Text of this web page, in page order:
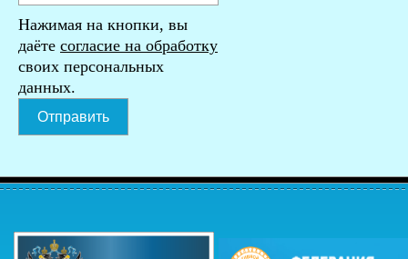
Нажимая на кнопки, вы
даёте согласие на обработку
своих персональных
данных.
Отправить